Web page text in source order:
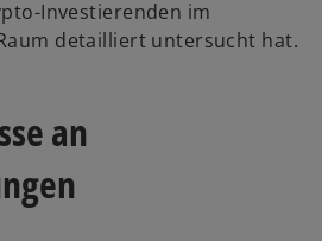
Investierenden im
detailliert untersucht hat.
an